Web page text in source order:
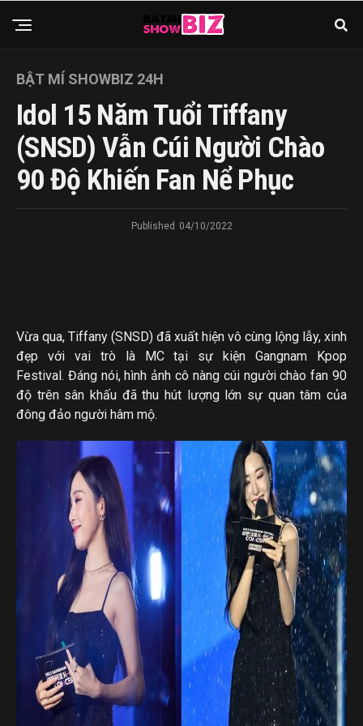
BẬT MÍ SHOWBIZ 24H
Idol 15 Năm Tuổi Tiffany
(SNSD) Vẫn Cúi Người Chào
90 Độ Khiến Fan Nể Phục
Published 04/10/2022
Vừa qua, Tiffany (SNSD) đã xuất hiện vô cùng lộng lẫy, xinh
đẹp với vai trò là MC tại sự kiện Gangnam Kpop
Festival. Đáng nói, hình ảnh cô nàng cúi người chào fan 90
độ trên sân khấu đã thu hút lượng lớn sự quan tâm của
đông đảo người hâm mộ.